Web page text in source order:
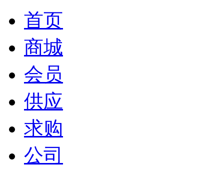
首页
商城
会员
供应
求购
公司